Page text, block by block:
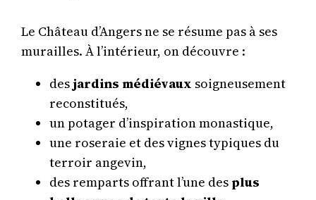
Le Château d’Angers ne se résume pas à ses
murailles. À l’intérieur, on découvre :
desjardins médiévaux soigneusement
reconstitués,
un potager d’inspiration monastique,
une roseraie et des vignes typiques du
terroir angevin,
des remparts offrant l’une desplus